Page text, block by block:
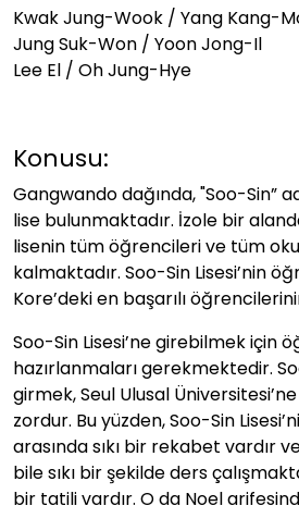
Kwak Jung-Wook / Yang Kang-
Jung Suk-Won / Yoon Jong-Il
Lee El / Oh Jung-Hye
Konusu:
Gangwando dağında, "Soo-Sin”
lise bulunmaktadır. İzole bir
lisenin tüm öğrencileri ve tüm
kalmaktadır. Soo-Sin Lisesi’nin
Kore’deki en başarılı
Soo-Sin Lisesi’ne girebilmek için
hazırlanmaları gerekmektedir.
girmek, Seul Ulusal
zordur. Bu yüzden, Soo-Sin
arasında sıkı bir rekabet vardır
bile sıkı bir şekilde ders
bir tatili vardır. O da Noel